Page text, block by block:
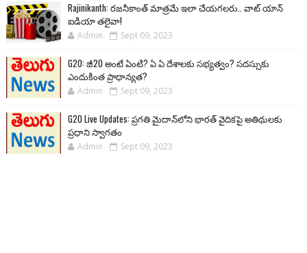
Rajinikanth: రజనీకాంత్ మాత్రమే ఇలా చేయగలరు.. వాట్ యాన్
ఐడియా తలైవా!
Admin Sept 09, 2023
G20: జీ20 అంటే ఏంటి? ఏ ఏ దేశాలకు సభ్యత్వం? సదస్సుకు
ఎందుకింత ప్రాధాన్యత?
Admin Sept 09, 2023
G20 Live Updates: ప్రగతి మైదాన్‌లోని భారత్ వైదికపై అతిథులకు
ప్రధాని స్వాగతం
Admin Sept 09, 2023